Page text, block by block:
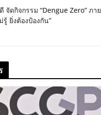
จัดกิจกรรม “Dengue Zero” ภาย
รู้ ยิ่งต้องป้องกัน”